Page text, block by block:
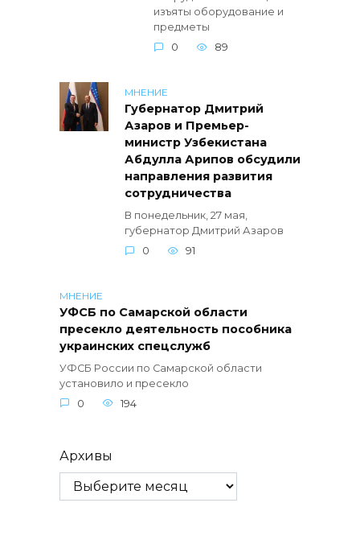
изъяты оборудование и
предметы
0
89
МНЕНИЕ
Губернатор Дмитрий
Азаров и Премьер-
министр Узбекистана
Абдулла Арипов обсудили
направления развития
сотрудничества
В понедельник, 27 мая,
губернатор Дмитрий Азаров
0
91
МНЕНИЕ
УФСБ по Самарской области
пресекло деятельность пособника
украинских спецслужб
УФСБ России по Самарской области
установило и пресекло
0
194
Архивы